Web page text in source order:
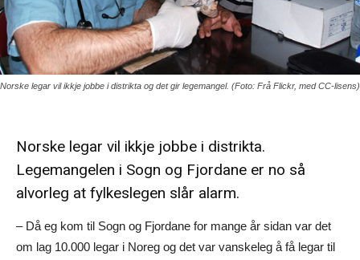
Norske legar vil ikkje jobbe i distrikta og det gir legemangel. (Foto: Frå Flickr, med CC-lisens)
Norske legar vil ikkje jobbe i distrikta.
Legemangelen i Sogn og Fjordane er no så
alvorleg at fylkeslegen slår alarm.
– Då eg kom til Sogn og Fjordane for mange år sidan var det
om lag 10.000 legar i Noreg og det var vanskeleg å få legar til